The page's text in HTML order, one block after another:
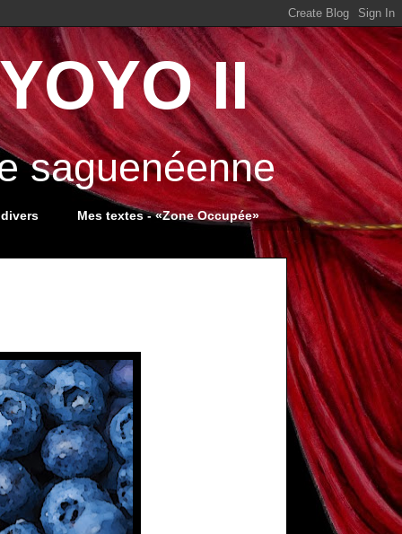
II
saguenéenne
Mes textes - «Zone Occupée»